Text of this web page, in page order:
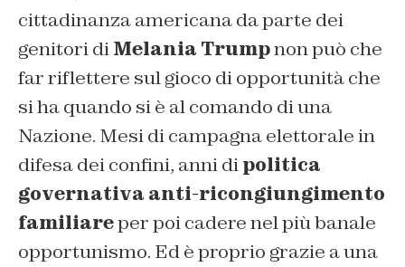
cittadinanza americana da parte dei
genitori diMelania Trumpnon può che
far riflettere sul gioco di opportunità che
si ha quando si è al comando di una
Nazione. Mesi di campagna elettorale in
difesa dei confini, anni dipolitica
governativa anti-ricongiungimento
familiareper poi cadere nel più banale
opportunismo. Ed è proprio grazie a una